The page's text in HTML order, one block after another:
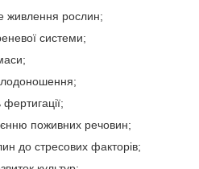
живлення рослин;
системи;
поживних речовин;
до стресових факторів;